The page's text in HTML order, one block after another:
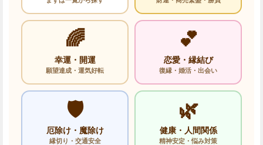
🌈
幸運・開運
願望達成・運気好転
💕
恋愛・縁結び
復縁・婚活・出会い
🛡️
厄除け・魔除け
縁切り・交通安全
🌿
健康・人間関係
精神安定・悩み対策